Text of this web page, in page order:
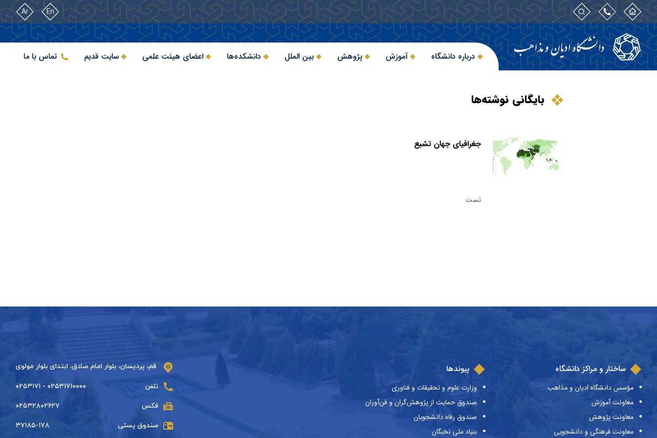
En
Ar
درباره دانشگاه آموزش پژوهش بین الملل دانشکده‌ها اعضای هیئت علمی سایت قدیم تماس با ما
بایگانی نوشته‌ها
جغرافیای جهان تشیع
تست
ساختار و مراکز دانشگاه
مؤسس دانشگاه ادیان و مذاهب
معاونت آموزش
معاونت پژوهش
معاونت فرهنگی و دانشجویی
پیوندها
وزارت علوم و تحقیقات و فناوری
صندوق حمایت از پژوهش‌گران و فن‌آوران
صندوق رفاه دانشجویان
بنیاد ملی نخبگان
قم، پردیسان، بلوار امام صادق، ابتدای بلوار مولوی
تلفن ۰۲۵۳۱۷۱۰۰۰۰ - ۰۲۵۳۱۷۱
فکس ۰۲۵۳۲۸۰۲۶۲۷
صندوق پستی ۳۷۱۸۵-۱۷۸